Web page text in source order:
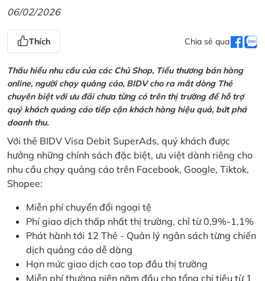
06/02/2026
Thích Chia sẻ qua
Thấu hiểu nhu cầu của các Chủ Shop, Tiểu thương bán hàng
online, người chạy quảng cáo, BIDV cho ra mắt dòng Thẻ
chuyên biệt với ưu đãi chưa từng có trên thị trường để hỗ trợ
quý khách quảng cáo tiếp cận khách hàng hiệu quả, bứt phá
doanh thu.
Với thẻ BIDV Visa Debit SuperAds, quý khách được
hưởng những chính sách đặc biệt, ưu việt dành riêng cho
nhu cầu chạy quảng cáo trên Facebook, Google, Tiktok,
Shopee:
Miễn phí chuyển đổi ngoại tệ
Phí giao dịch thấp nhất thị trường, chỉ từ 0,9%-1,1%
Phát hành tới 12 Thẻ - Quản lý ngân sách từng chiến
dịch quảng cáo dễ dàng
Hạn mức giao dịch cao top đầu thị trường
Miễn phí thường niên năm đầu cho tổng chi tiêu từ 1